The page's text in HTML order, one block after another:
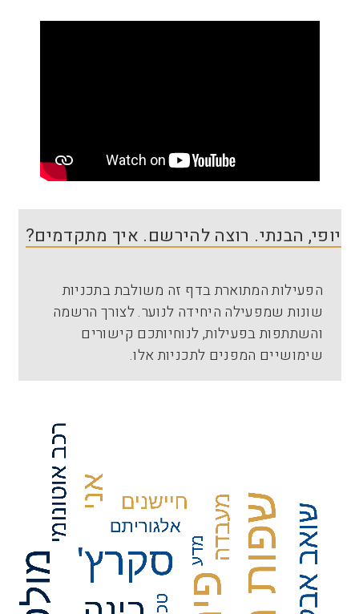
יופי, הבנתי. רוצה להירשם. איך מתקדמים?
הפעילות המתוארת בדף זה משולבת בתכניות
שונות שמפעילה היחידה לנוער. לצורך הרשמה
והשתתפות בפעילות, לנוחיותכם קישורים
שימושיים המפנים לתכניות אלו.